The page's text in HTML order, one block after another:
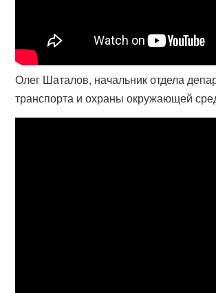
Олег Шаталов, начальник отдела
транспорта и охраны окружающей